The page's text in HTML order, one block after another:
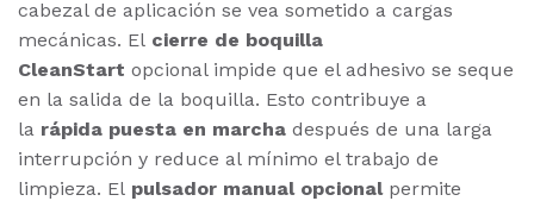
cabezal de aplicación se vea sometido a cargas
mecánicas. El cierre de boquilla
CleanStart opcional impide que el adhesivo se seque
en la salida de la boquilla. Esto contribuye a
la rápida puesta en marcha después de una larga
interrupción y reduce al mínimo el trabajo de
limpieza. El pulsador manual opcionalpermite